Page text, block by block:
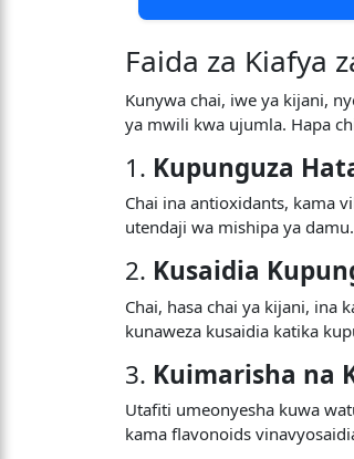
Faida za Kiafya
Kunywa chai, iwe ya kijani,
ya mwili kwa ujumla. Hapa
1. Kupunguza
Chai ina antioxidants, kama
utendaji wa mishipa ya
2. Kusaidia
Chai, hasa chai ya kijani, ina
kunaweza kusaidia katika
3. Kuimarisha na
Utafiti umeonyesha kuwa
kama flavonoids